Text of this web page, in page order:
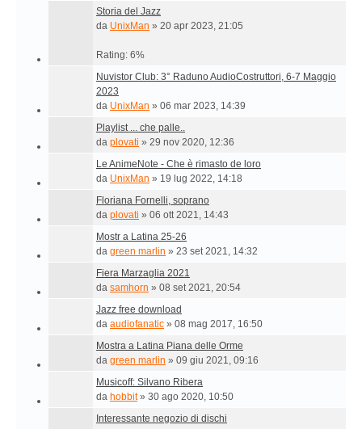
Storia del Jazz
da UnixMan » 20 apr 2023, 21:05
Rating: 6%
Nuvistor Club: 3° Raduno AudioCostruttori, 6-7 Maggio
2023
da UnixMan » 06 mar 2023, 14:39
Playlist ... che palle..
da plovati » 29 nov 2020, 12:36
Le AnimeNote - Che è rimasto de loro
da UnixMan » 19 lug 2022, 14:18
Floriana Fornelli, soprano
da plovati » 06 ott 2021, 14:43
Mostr a Latina 25-26
da green marlin » 23 set 2021, 14:32
Fiera Marzaglia 2021
da samhorn » 08 set 2021, 20:54
Jazz free download
da audiofanatic » 08 mag 2017, 16:50
Mostra a Latina Piana delle Orme
da green marlin » 09 giu 2021, 09:16
Musicoff: Silvano Ribera
da hobbit» 30 ago 2020, 10:50
Interessante negozio di dischi